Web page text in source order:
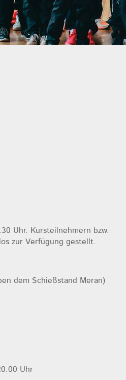
Uhr. Kursteilnehmern bzw.
zur Verfügung gestellt.
dem Schießstand Meran)
Uhr